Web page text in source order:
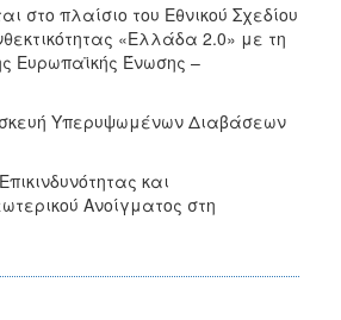
στο πλαίσιο του Εθνικού Σχεδίου
«Ελλάδα 2.0» με τη
Ευρωπαϊκής Ένωσης –
Υπερυψωμένων Διαβάσεων
και
Ανοίγματος στη